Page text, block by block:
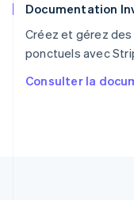
Documentation
Créez et gérez
ponctuels avec
Consulter la
Royaume-Uni
Singapour
English 简体中文
English